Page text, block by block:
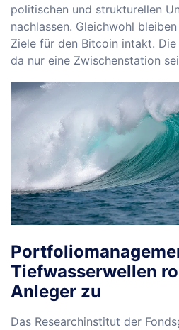
politischen und strukturellen
nachlassen. Gleichwohl
Ziele für den Bitcoin intakt.
da nur eine Zwischenstation
Tiefwasserwellen
Anleger zu
Das Researchinstitut der